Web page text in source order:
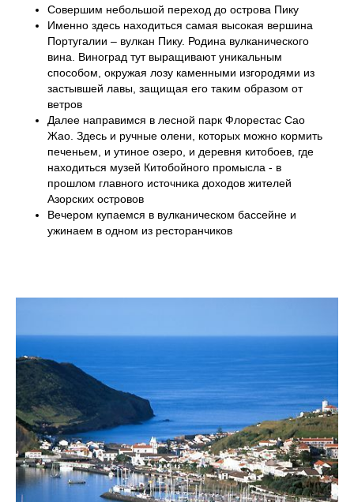
Совершим небольшой переход до острова Пику
Именно здесь находиться самая высокая вершина
Португалии – вулкан Пику. Родина вулканического
вина. Виноград тут выращивают уникальным
способом, окружая лозу каменными изгородями из
застывшей лавы, защищая его таким образом от
ветров
Далее направимся в лесной парк Флорестас Сао
Жао. Здесь и ручные олени, которых можно кормить
печеньем, и утиное озеро, и деревня китобоев, где
находиться музей Китобойного промысла - в
прошлом главного источника доходов жителей
Азорских островов
Вечером купаемся в вулканическом бассейне и
ужинаем в одном из ресторанчиков